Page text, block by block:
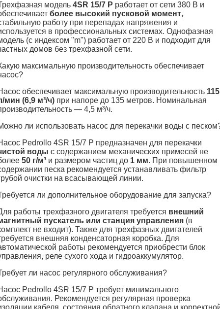
модель 4SR 15/7 P работает от сети 380 В и
более высокий пусковой момент,
работу при перепадах напряжения и
в профессиональных системах. Однофазная
(с индексом "m") работает от 220 В и подходит для
домов без трехфазной сети.
максимальную производительность обеспечивает
обеспечивает максимальную производительность 115
мин (6,9 м³/ч) при напоре до 135 метров. Номинальная
— 4,5 м³/ч.
ли использовать насос для перекачки воды с
Pedrollo 4SR 15/7 P предназначен для перекачки
воды с содержанием механических примесей не
50 г/м³ и размером частиц до 1 мм. При повышенном
песка рекомендуется устанавливать фильтр
очистки на всасывающей линии.
ли дополнительное оборудование для запуска?
работы трехфазного двигателя требуется внешний
пускатель или станция управления (в
не входит). Также для трехфазных двигателей
внешняя конденсаторная коробка. Для
работы рекомендуется приобрести блок
реле сухого хода и гидроаккумулятор.
ли насос регулярного обслуживания?
Pedrollo 4SR 15/7 P требует минимального
Рекомендуется регулярная проверка